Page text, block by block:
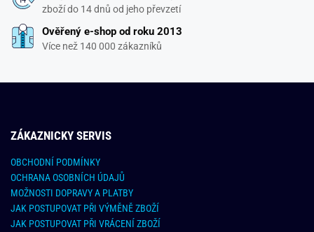
zboží do 14 dnů od jeho převzetí
Ověřený e-shop od roku 2013
Více než 140 000 zákazníků
ZÁKAZNICKY SERVIS
OBCHODNÍ PODMÍNKY
OCHRANA OSOBNÍCH ÚDAJŮ
MOŽNOSTI DOPRAVY A PLATBY
JAK POSTUPOVAT PŘI VÝMĚNĚ ZBOŽÍ
JAK POSTUPOVAT PŘI VRÁCENÍ ZBOŽÍ